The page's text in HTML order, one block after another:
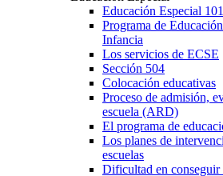
Educación Especial 101
Programa de
Infancia
Los servicios de ECSE
Sección 504
Colocación educativas
Proceso de admisión,
escuela (ARD)
El programa de
Los planes de
escuelas
Dificultad en conseguir